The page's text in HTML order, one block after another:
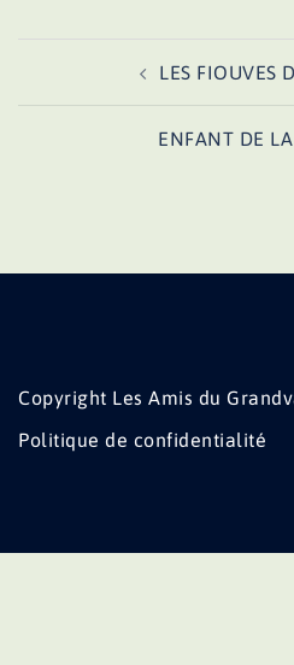
LES FIOUVES
ENFANT DE
Copyright Les Amis du
Politique de confidentialité